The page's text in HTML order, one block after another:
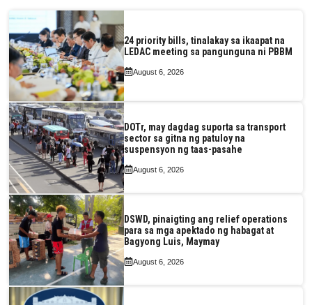
24 priority bills, tinalakay sa ikaapat na
LEDAC meeting sa pangunguna ni PBBM
August 6, 2026
DOTr, may dagdag suporta sa transport
sector sa gitna ng patuloy na
suspensyon ng taas-pasahe
August 6, 2026
DSWD, pinaigting ang relief operations
para sa mga apektado ng habagat at
Bagyong Luis, Maymay
August 6, 2026